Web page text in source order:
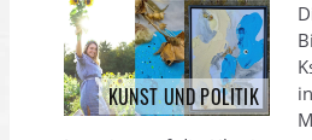
KUNST UND POLITIK